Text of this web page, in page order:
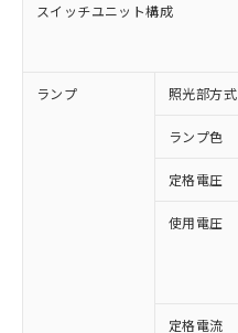
スイッチユニット構成
ランプ 照光部方式
ランプ色
定格電圧
使用電圧
定格電流